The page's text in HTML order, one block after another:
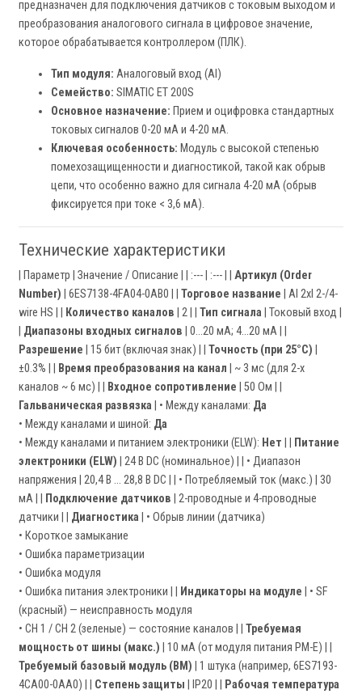
предназначен для подключения датчиков с токовым выходом и
преобразования аналогового сигнала в цифровое значение,
которое обрабатывается контроллером (ПЛК).
Тип модуля: Аналоговый вход (AI)
Семейство: SIMATIC ET 200S
Основное назначение: Прием и оцифровка стандартных
токовых сигналов 0-20 мА и 4-20 мА.
Ключевая особенность: Модуль с высокой степенью
помехозащищенности и диагностикой, такой как обрыв
цепи, что особенно важно для сигнала 4-20 мА (обрыв
фиксируется при токе < 3,6 мА).
Технические характеристики
| Параметр | Значение / Описание | | :--- | :--- | | Артикул (Order
Number) | 6ES7138-4FA04-0AB0 | | Торговое название | AI 2xI 2-/4-
wire HS | |
Количество каналов | 2 | | Тип сигнала | Токовый вход |
Диапазоны входных сигналов | 0...20 мА; 4...20 мА | |
Разрешение | 15 бит (включая знак) | | Точность (при 25°C)
±0.3% | |
Время преобразования на канал | ~ 3 мс (для 2-х
каналов ~ 6 мс) | |
Входное сопротивление | 50 Ом | |
Гальваническая развязка | • Между каналами: Да
• Между каналами и шиной: Да
• Между каналами и питанием электроники (ELW): Нет
Питание
электроники (ELW) | 24 В DC (номинальное) | | • Диапазон
напряжения | 20,4 В ... 28,8 В DC | | • Потребляемый ток (макс.) | 30
мА | |
Подключение датчиков | 2-проводные и 4-проводные
датчики | | Диагностика | • Обрыв линии (датчика)
• Короткое замыкание
• Ошибка параметризации
• Ошибка модуля
• Ошибка питания электроники | |
Индикаторы на модуле | • SF
(красный) — неисправность модуля
• CH 1 / CH 2 (зеленые) — состояние каналов | | Требуемая
мощность от шины (макс.) | 10 мА (от модуля питания PM-E) | |
Требуемый базовый модуль (BM) | 1 штука (например, 6ES7193-
4CA00-0AA0) | | Степень защиты | IP20 | | Рабочая температура